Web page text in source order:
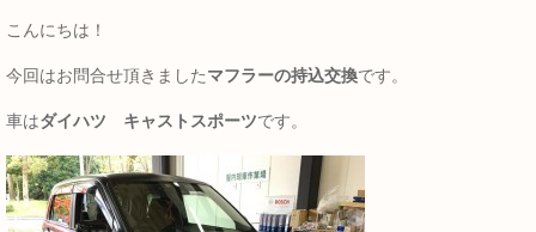
こんにちは！
今回はお問合せ頂きましたマフラーの持込交換です。
車はダイハツ キャストスポーツです。